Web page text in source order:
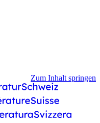
Zum Inhalt springen